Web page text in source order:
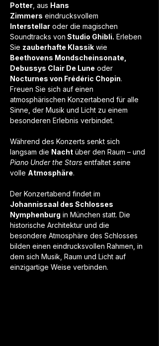
Potter , aus Hans
Zimmers eindrucksvollem
Interstellar oder die magischen
Soundtracks von Studio Ghibli. Erleben
Sie zauberhafte Klassik wie
Beethovens Mondscheinsonate,
Debussys Clair De Lune oder
Nocturnes von Frédéric Chopin.
Freuen Sie sich auf einen
atmosphärischen Konzertabend für alle
Sinne, der Musik und Licht zu einem
besonderen Erlebnis verbindet.
Während des Konzerts senkt sich
langsam die Nacht über den Raum – und
Piano Under the Stars entfaltet seine
volle Atmosphäre.
Der Konzertabend findet im
Johannissaal des Schlosses
Nymphenburg in München statt. Die
historische Architektur und die
besondere Atmosphäre des Schlosses
bilden einen eindrucksvollen Rahmen, in
dem sich Musik, Raum und Licht auf
einzigartige Weise verbinden.